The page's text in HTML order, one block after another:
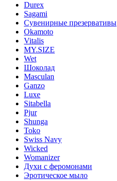
Durex
Sagami
Сувенирные презервативы
Okamoto
Vitalis
MY.SIZE
Wet
Шоколад
Masculan
Ganzo
Luxe
Sitabella
Pjur
Shunga
Toko
Swiss Navy
Wicked
Womanizer
Духи с феромонами
Эротическое мыло